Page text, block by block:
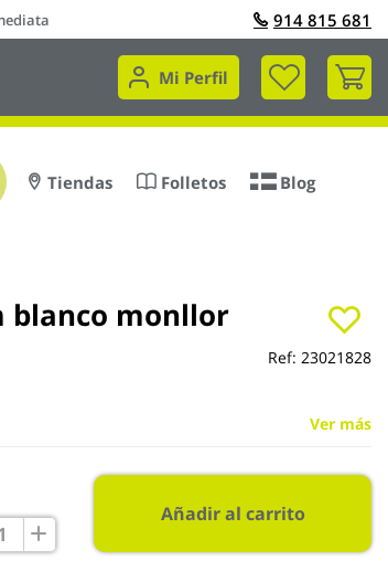
914 815 681
Mi Perfil
Mi
Tiendas Folletos Blog
blanco monllor
Ref: 23021828
Ver más
Añadir al carrito